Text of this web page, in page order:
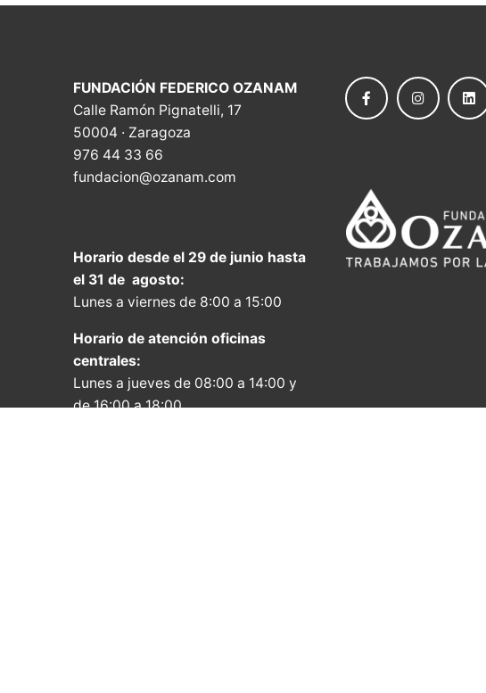
FUNDACIÓN FEDERICO OZANAM
Calle Ramón Pignatelli, 17
50004 · Zaragoza
976 44 33 66
fundacion@ozanam.com
Horario desde el 29 de junio hasta
el 31 de agosto:
Lunes a viernes de 8:00 a 15:00
Horario de atención oficinas
centrales:
Lunes a jueves de 08:00 a 14:00 y
de 16:00 a 18:00